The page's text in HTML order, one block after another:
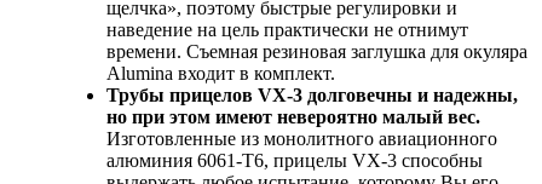
щелчка», поэтому быстрые регулировки и
наведение на цель практически не отнимут
времени. Съемная резиновая заглушка для окуляра
Alumina входит в комплект.
Трубы прицелов VX-3 долговечны и надежны,
но при этом имеют невероятно малый вес.
Изготовленные из монолитного авиационного
алюминия 6061-T6, прицелы VX-3 способны